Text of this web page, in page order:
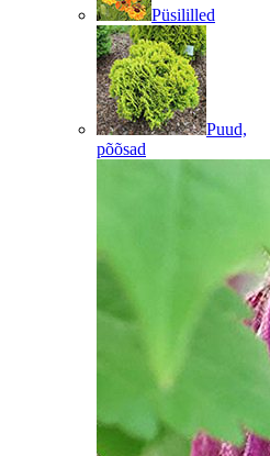
Püsililled
Puud,
põõsad